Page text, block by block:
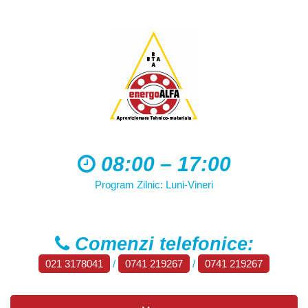
08:00 – 17:00
Program Zilnic: Luni-Vineri
Comenzi telefonice:
021 3178041 / 0741 219267 / 0741 219267